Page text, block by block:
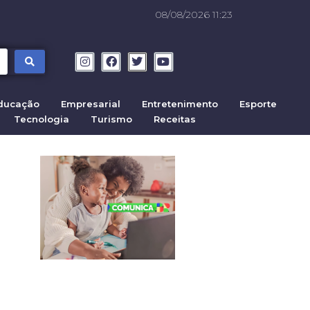
08/08/2026 11:23
Empresarial Entretenimento
Esporte
Tecnologia Turismo Receitas